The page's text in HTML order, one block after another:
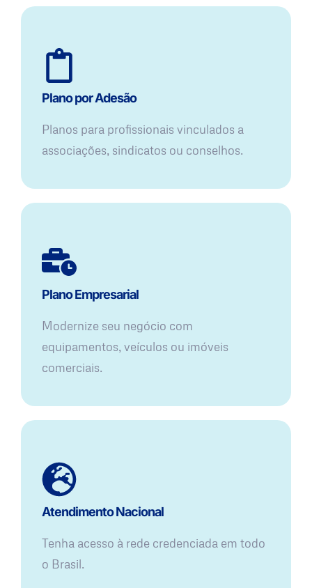
Plano por Adesão
Planos para profissionais vinculados a
associações, sindicatos ou conselhos.
Plano Empresarial
Modernize seu negócio com
equipamentos, veículos ou imóveis
comerciais.
Atendimento Nacional
Tenha acesso à rede credenciada em todo
o Brasil.